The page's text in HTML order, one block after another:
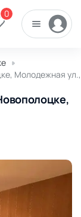
0
Молодежная ул.,